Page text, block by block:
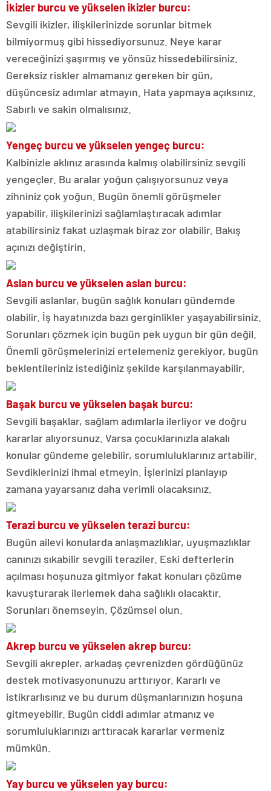
İkizler burcu ve yükselen ikizler burcu:
Sevgili ikizler, ilişkilerinizde sorunlar bitmek
bilmiyormuş gibi hissediyorsunuz. Neye karar
vereceğinizi şaşırmış ve yönsüz hissedebilirsiniz.
Gereksiz riskler almamanız gereken bir gün,
düşüncesiz adımlar atmayın. Hata yapmaya açıksınız.
Sabırlı ve sakin olmalısınız.
Yengeç burcu ve yükselen yengeç burcu:
Kalbinizle aklınız arasında kalmış olabilirsiniz sevgili
yengeçler. Bu aralar yoğun çalışıyorsunuz veya
zihniniz çok yoğun. Bugün önemli görüşmeler
yapabilir, ilişkilerinizi sağlamlaştıracak adımlar
atabilirsiniz fakat uzlaşmak biraz zor olabilir. Bakış
açınızı değiştirin.
Aslan burcu ve yükselen aslan burcu:
Sevgili aslanlar, bugün sağlık konuları gündemde
olabilir. İş hayatınızda bazı gerginlikler yaşayabilirsiniz.
Sorunları çözmek için bugün pek uygun bir gün değil.
Önemli görüşmelerinizi ertelemeniz gerekiyor, bugün
beklentileriniz istediğiniz şekilde karşılanmayabilir.
Başak burcu ve yükselen başak burcu:
Sevgili başaklar, sağlam adımlarla ilerliyor ve doğru
kararlar alıyorsunuz. Varsa çocuklarınızla alakalı
konular gündeme gelebilir, sorumluluklarınız artabilir.
Sevdiklerinizi ihmal etmeyin. İşlerinizi planlayıp
zamana yayarsanız daha verimli olacaksınız.
Terazi burcu ve yükselen terazi burcu:
Bugün ailevi konularda anlaşmazlıklar, uyuşmazlıklar
canınızı sıkabilir sevgili teraziler. Eski defterlerin
açılması hoşunuza gitmiyor fakat konuları çözüme
kavuşturarak ilerlemek daha sağlıklı olacaktır.
Sorunları önemseyin. Çözümsel olun.
Akrep burcu ve yükselen akrep burcu:
Sevgili akrepler, arkadaş çevrenizden gördüğünüz
destek motivasyonunuzu arttırıyor. Kararlı ve
istikrarlısınız ve bu durum düşmanlarınızın hoşuna
gitmeyebilir. Bugün ciddi adımlar atmanız ve
sorumluluklarınızı arttıracak kararlar vermeniz
mümkün.
Yay burcu ve yükselen yay burcu: